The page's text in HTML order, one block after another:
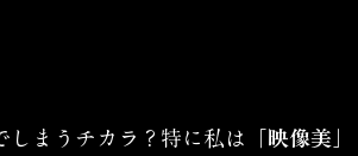
しまうチカラ？特に私は 「映像美」